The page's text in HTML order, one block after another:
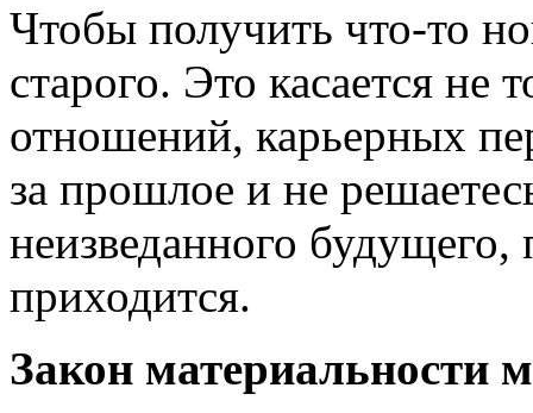
Чтобы получить что-то
старого. Это касается не
отношений, карьерных
за прошлое и не
неизведанного
приходится.
Закон материальности